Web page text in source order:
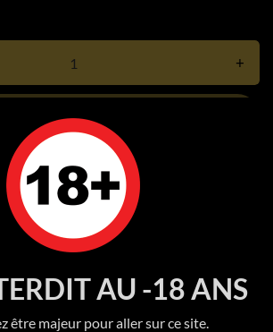
AU -18 ANS
être majeur pour aller sur ce site.
+
Ajouter au panier
Rupture de stock